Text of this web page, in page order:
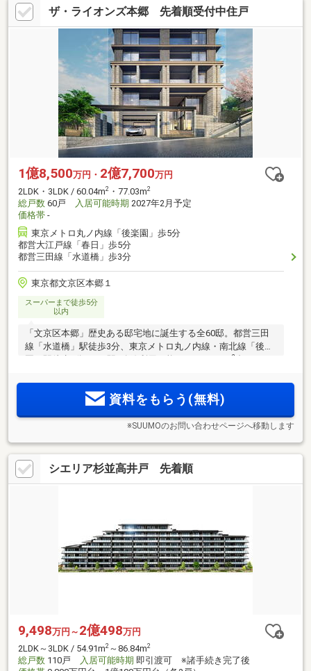
ザ・ライオンズ本郷 先着順受付中住戸
1億8,500万円・ 2億7,700万円
2LDK・3LDK / 60.04m2 ・77.03m2
総戸数 60戸 入居可能時期 2027年2月予定
価格帯 -
東京メトロ丸ノ内線「後楽園」歩5分
都営大江戸線「春日」歩5分
都営三田線「水道橋」歩3分
東京都文京区本郷１
スーパーまで徒歩5分
以内
「文京区本郷」歴史ある邸宅地に誕生する全60邸。都営三田
線「水道橋」駅徒歩3分、東京メトロ丸ノ内線・南北線「後楽
2
ンラインプロジェクト発表会」予約受付中。
資料をもらう(無料)
※SUUMOのお問い合わせページへ移動します
シエリア杉並高井戸 先着順
9,498万円～ 2億498万円
2LDK～3LDK / 54.91m2 ～86.84m2
総戸数 110戸 入居可能時期 即引渡可 ※諸手続き完了後